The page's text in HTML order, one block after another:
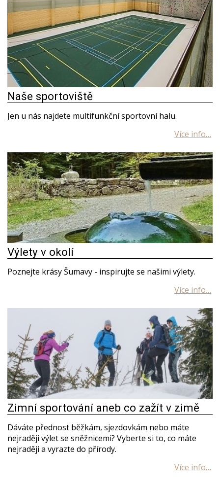
Naše sportoviště
Jen u nás najdete multifunkční sportovní halu.
Výlety v okolí
Poznejte krásy Šumavy - inspirujte se našimi výlety.
Zimní sportování aneb co zažít v zimě
Dáváte přednost běžkám, sjezdovkám nebo máte
nejraději výlet se sněžnicemi? Vyberte si to, co máte
nejraději a vyrazte do přírody.